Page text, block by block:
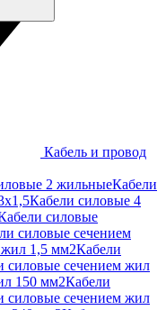
Кабель и провод
2 жильныеКабели
Кабели силовые 4
силовые
силовые сечением
жил 1,5 мм2Кабели
силовые сечением жил
150 мм2Кабели
силовые сечением жил